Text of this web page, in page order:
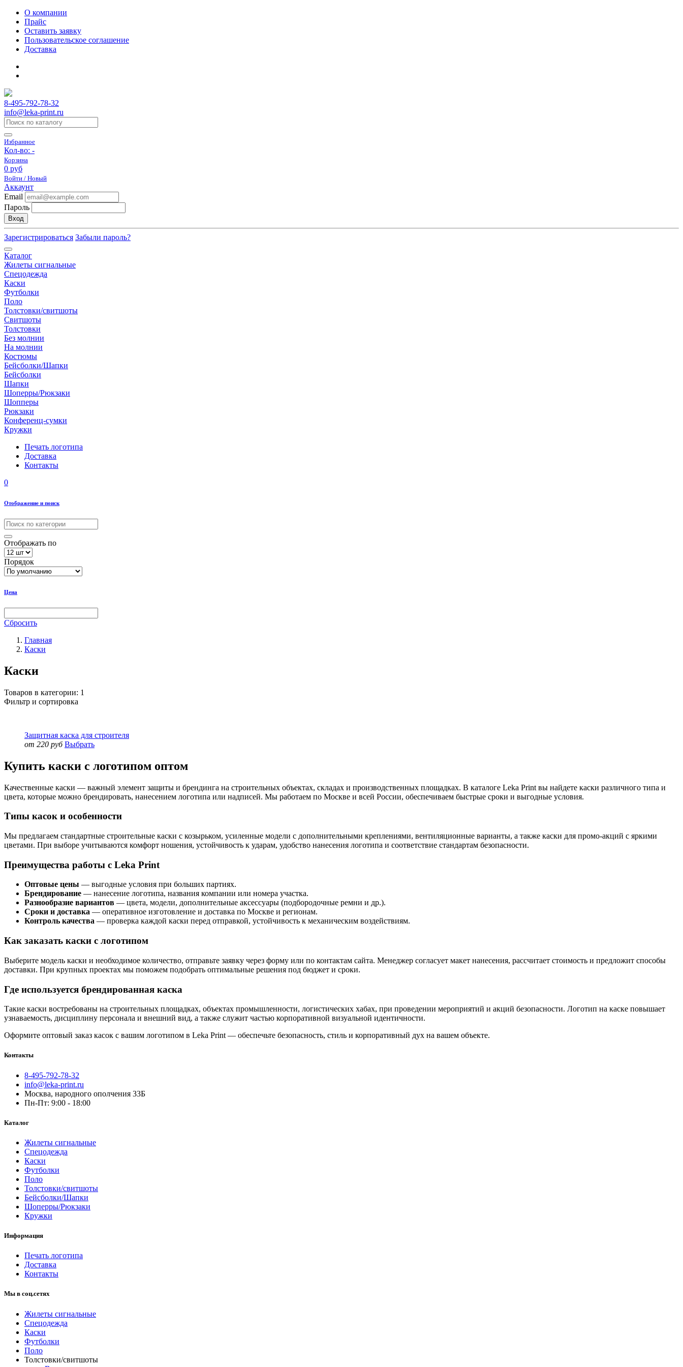
О компании
Прайс
Оставить заявку
Пользовательское соглашение
Доставка
8-495-792-78-32
info@leka-print.ru
Избранное
Кол-во: -
Корзина
0 руб
Войти / Новый
Аккаунт
Email
Пароль
Вход
Зарегистрироваться Забыли пароль?
Каталог
Жилеты сигнальные
Спецодежда
Каски
Футболки
Поло
Толстовки/свитшоты
Свитшоты
Толстовки
Без молнии
На молнии
Костюмы
Бейсболки/Шапки
Бейсболки
Шапки
Шоперры/Рюкзаки
Шопперы
Рюкзаки
Конференц-сумки
Кружки
Печать логотипа
Доставка
Контакты
0
Отображение и поиск
Отображать по
Порядок
Цена
Сбросить
Главная
Каски
Каски
Товаров в категории: 1
Фильтр и сортировка
Защитная каска для строителя
от 220 руб Выбрать
Купить каски с логотипом оптом
Качественные каски — важный элемент защиты и брендинга на строительных объектах, складах и производственных площадках. В каталоге Leka Print вы найдете каски различного типа и
цвета, которые можно брендировать, нанесением логотипа или надписей. Мы работаем по Москве и всей России, обеспечиваем быстрые сроки и выгодные условия.
Типы касок и особенности
Мы предлагаем стандартные строительные каски с козырьком, усиленные модели с дополнительными креплениями, вентиляционные варианты, а также каски для промо-акций с яркими
цветами. При выборе учитываются комфорт ношения, устойчивость к ударам, удобство нанесения логотипа и соответствие стандартам безопасности.
Преимущества работы с Leka Print
Оптовые цены — выгодные условия при больших партиях.
Брендирование — нанесение логотипа, названия компании или номера участка.
Разнообразие вариантов — цвета, модели, дополнительные аксессуары (подбородочные ремни и др.).
Сроки и доставка — оперативное изготовление и доставка по Москве и регионам.
Контроль качества — проверка каждой каски перед отправкой, устойчивость к механическим воздействиям.
Как заказать каски с логотипом
Выберите модель каски и необходимое количество, отправьте заявку через форму или по контактам сайта. Менеджер согласует макет нанесения, рассчитает стоимость и предложит способы
доставки. При крупных проектах мы поможем подобрать оптимальные решения под бюджет и сроки.
Где используется брендированная каска
Такие каски востребованы на строительных площадках, объектах промышленности, логистических хабах, при проведении мероприятий и акций безопасности. Логотип на каске повышает
узнаваемость, дисциплину персонала и внешний вид, а также служит частью корпоративной визуальной идентичности.
Оформите оптовый заказ касок с вашим логотипом в Leka Print — обеспечьте безопасность, стиль и корпоративный дух на вашем объекте.
Контакты
8-495-792-78-32
info@leka-print.ru
Москва, народного ополчения 33Б
Пн-Пт: 9:00 - 18:00
Каталог
Жилеты сигнальные
Спецодежда
Каски
Футболки
Поло
Толстовки/свитшоты
Бейсболки/Шапки
Шоперры/Рюкзаки
Кружки
Информация
Печать логотипа
Доставка
Контакты
Мы в соц.сетях
Жилеты сигнальные
Спецодежда
Каски
Футболки
Поло
Толстовки/свитшоты